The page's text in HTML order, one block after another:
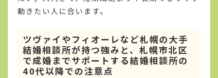
動きたい人に合います。
ツヴァイやフィオーレなど札幌の大手
結婚相談所が持つ強みと、札幌市北区
で成婚までサポートする結婚相談所の
40代以降での注意点